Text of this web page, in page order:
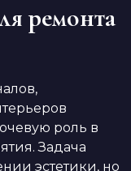
ремонта
роль в
Задача
эстетики, но